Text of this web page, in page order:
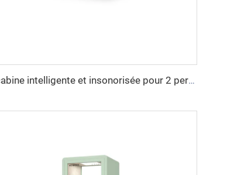
La cabine intelligente et insonorisée pour 2 personnes - série Cyspace X